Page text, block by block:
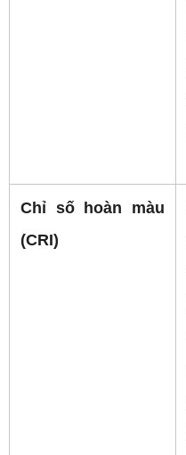
Chỉ số hoàn màu
(CRI)